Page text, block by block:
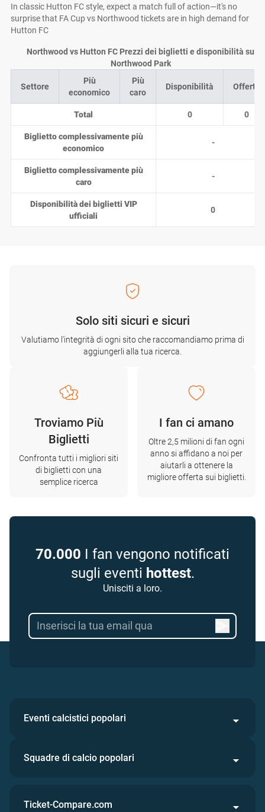
In classic Hutton FC style, expect a match full of action—it's no
surprise that FA Cup vs Northwood tickets are in high demand for
Hutton FC
Settore
Più
economico
Più
caro
Disponibilità Offerte
Total 0 0
Biglietto complessivamente più
economico
-
Biglietto complessivamente più
caro
-
Disponibilità dei biglietti VIP
ufficiali
0
Northwood vs Hutton FC Prezzi dei biglietti e disponibilità su
Northwood Park
Solo siti sicuri e sicuri
Valutiamo l'integrità di ogni sito che raccomandiamo prima di
aggiungerli alla tua ricerca.
Troviamo Più
Biglietti
Confronta tutti i migliori siti
di biglietti con una
semplice ricerca
I fan ci amano
Oltre 2,5 milioni di fan ogni
anno si affidano a noi per
aiutarli a ottenere la
migliore offerta sui biglietti.
70.000 I fan vengono notificati
sugli eventi hottest.
Unisciti a loro.
Eventi calcistici popolari
Squadre di calcio popolari
Ticket-Compare.com